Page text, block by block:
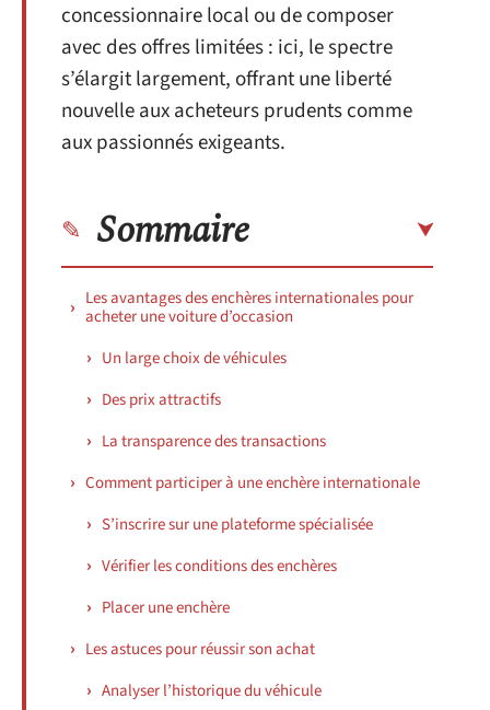
concessionnaire local ou de composer
avec des offres limitées : ici, le spectre
s’élargit largement, offrant une liberté
nouvelle aux acheteurs prudents comme
aux passionnés exigeants.
Sommaire
Les avantages des enchères internationales pour
acheter une voiture d’occasion
Un large choix de véhicules
Des prix attractifs
La transparence des transactions
Comment participer à une enchère internationale
S’inscrire sur une plateforme spécialisée
Vérifier les conditions des enchères
Placer une enchère
Les astuces pour réussir son achat
Analyser l’historique du véhicule